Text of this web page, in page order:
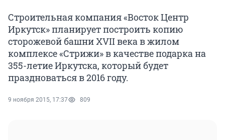
Строительная компания «Восток Центр
Иркутск» планирует построить копию
сторожевой башни XVII века в жилом
комплексе «Стрижи» в качестве подарка на
355-летие Иркутска, который будет
праздноваться в 2016 году.
9 ноября 2015, 17:37 809